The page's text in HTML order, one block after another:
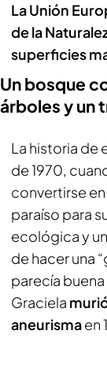
La Unión
de la
superficies
Un bosque
árboles y un
La historia de
de 1970,
convertirse
paraíso para
ecológica y
de hacer una
parecía
Graciela
aneurismaen